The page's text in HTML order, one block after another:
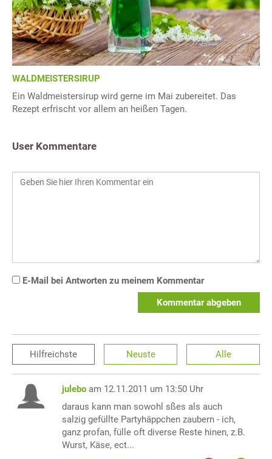
WALDMEISTERSIRUP
Ein Waldmeistersirup wird gerne im Mai zubereitet. Das
Rezept erfrischt vor allem an heißen Tagen.
User Kommentare
E-Mail bei Antworten zu meinem Kommentar
Kommentar abgeben
Hilfreichste Neuste Alle
julebo am 12.11.2011 um 13:50 Uhr
daraus kann man sowohl sßes als auch
salzig gefüllte Partyhäppchen zaubern - ich,
ganz profan, fülle oft diverse Reste hinen, z.B.
Wurst, Käse, ect...